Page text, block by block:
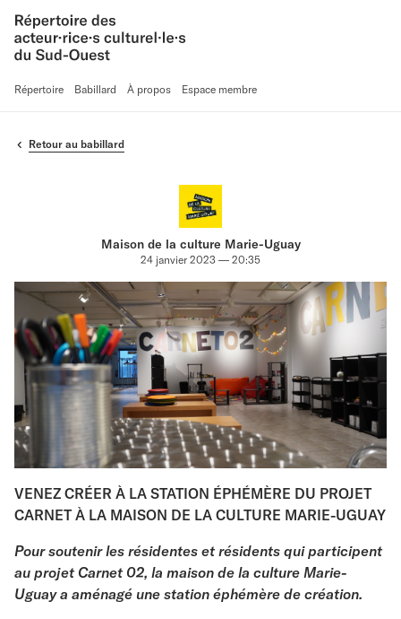
Répertoire Babillard À propos Espace membre
Retour au babillard
Maison de la culture Marie-Uguay
24 janvier 2023 — 20:35
VENEZ CRÉER À LA STATION ÉPHÉMÈRE DU PROJET
CARNET À LA MAISON DE LA CULTURE MARIE-UGUAY
Pour soutenir les résidentes et résidents qui participent
au projet Carnet 02, la maison de la culture Marie-
Uguay a aménagé une station éphémère de création.